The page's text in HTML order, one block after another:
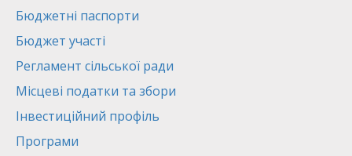
Бюджетні паспорти
Бюджет участі
Регламент сільської ради
Місцеві податки та збори
Інвестиційний профіль
Програми